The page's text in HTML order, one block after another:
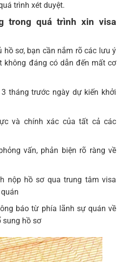
trình xét duyệt.
trong quá trình xin visa
hồ sơ, bạn cần nắm rõ các lưu ý
không đáng có dẫn đến mất cơ
tháng trước ngày dự kiến khởi
và chính xác của tất cả các
vấn, phản biện rõ ràng về
nộp hồ sơ qua trung tâm visa
báo từ phía lãnh sự quán về
sung hồ sơ